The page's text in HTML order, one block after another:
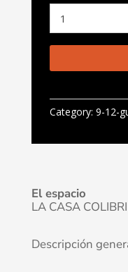
Category:9-12-
El espacio
LA CASA COLIBRI
Descripción